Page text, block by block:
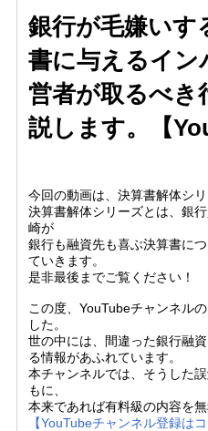
銀行が毛嫌いす
書に与えるイン
営者が取るべき
説します。【
今回の動画は、決算書解体シリ
決算書解体シリーズとは、銀
崎が
銀行も融資先も喜ぶ決算書に
ていきます。
是非最後までご覧ください！
この度、YouTubeチャンネル
した。
世の中には、間違った銀行融
る情報があふれています。
本チャンネルでは、そうした
もに、
本来であれば有料級の内容を
【YouTubeチャンネル登録は